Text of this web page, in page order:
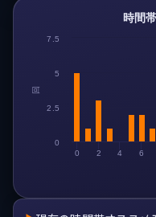
回
時間
0 2 4 6
0
2.5
5
7.5